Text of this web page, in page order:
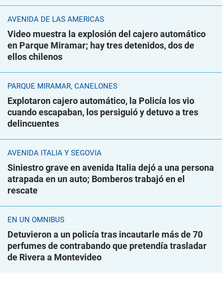
AVENIDA DE LAS AMÉRICAS
Video muestra la explosión del cajero automático
en Parque Miramar; hay tres detenidos, dos de
ellos chilenos
PARQUE MIRAMAR, CANELONES
Explotaron cajero automático, la Policía los vio
cuando escapaban, los persiguió y detuvo a tres
delincuentes
AVENIDA ITALIA Y SEGOVIA
Siniestro grave en avenida Italia dejó a una persona
atrapada en un auto; Bomberos trabajó en el
rescate
EN UN ÓMNIBUS
Detuvieron a un policía tras incautarle más de 70
perfumes de contrabando que pretendía trasladar
de Rivera a Montevideo